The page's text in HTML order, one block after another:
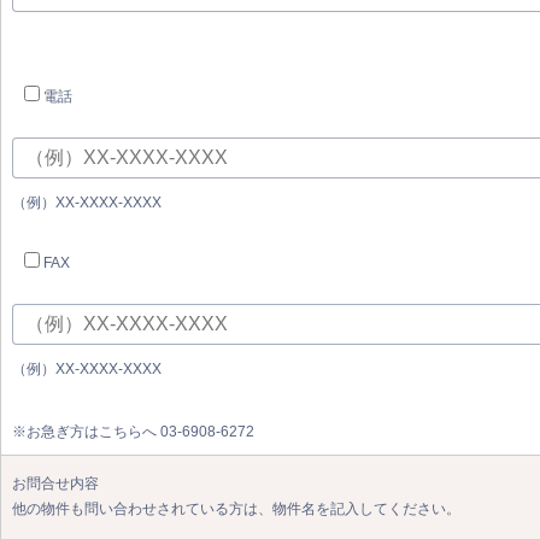
電話
（例）XX-XXXX-XXXX
FAX
（例）XX-XXXX-XXXX
※お急ぎ方はこちらへ 03-6908-6272
お問合せ内容
他の物件も問い合わせされている方は、物件名を記入してください。